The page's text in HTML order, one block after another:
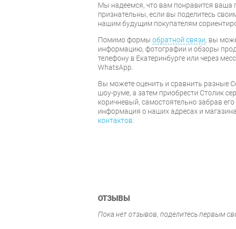
Мы надеемся, что вам понравится ваша
признательны, если вы поделитесь
нашим будущим покупателям
Помимо формы обратной связи, вы
информацию, фотографии и обзоры
телефону в Екатеринбурге или через
WhatsApp.
Вы можете оценить и сравнить разные
шоу-руме, а затем приобрести Столик
коричневый, самостоятельно забрав
информация о наших адресах и
контактов
ОТЗЫВЫ
Пока нет отзывов, поделитесь первым